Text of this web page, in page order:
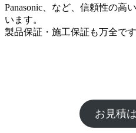
Panasonic、など、信頼性の高
います。
製品保証・施工保証も万全です
お見積